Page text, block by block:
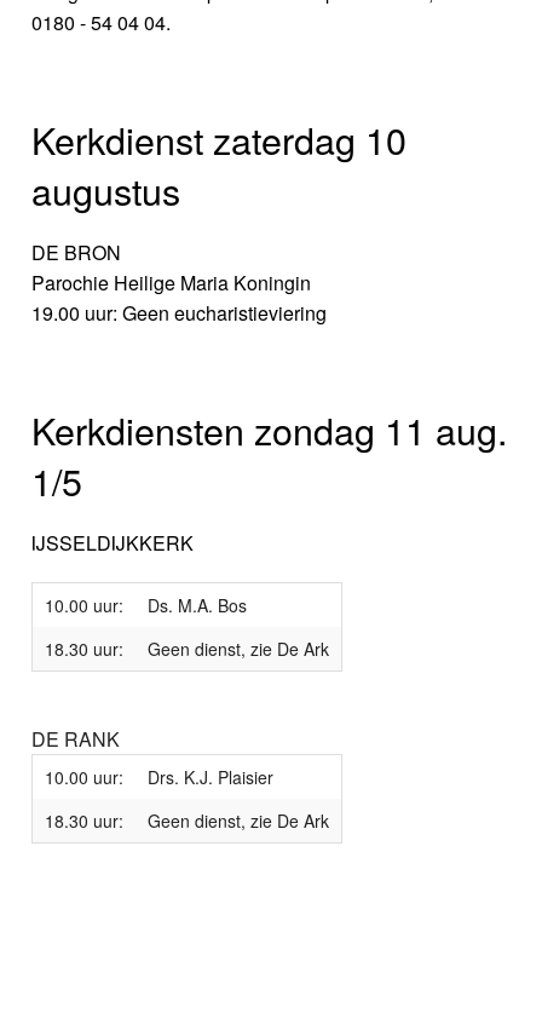
0180 - 54 04 04.
Kerkdienst zaterdag 10
augustus
DE BRON
Parochie Heilige Maria Koningin
19.00 uur: Geen eucharistieviering
Kerkdiensten zondag 11 aug.
1/5
IJSSELDIJKKERK
10.00 uur:
Ds. M.A. Bos
18.30 uur:
Geen dienst, zie De Ark
DE RANK
10.00 uur:
Drs. K.J. Plaisier
18.30 uur:
Geen dienst, zie De Ark